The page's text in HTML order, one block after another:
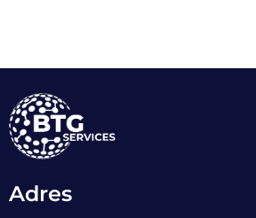
Adres